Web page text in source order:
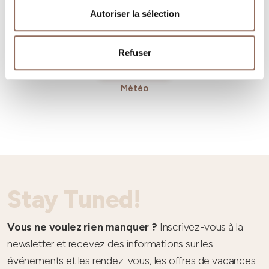
Autoriser la sélection
Refuser
Météo
Stay Tuned!
Vous ne voulez rien manquer ? Inscrivez-vous à la
newsletter et recevez des informations sur les
événements et les rendez-vous, les offres de vacances